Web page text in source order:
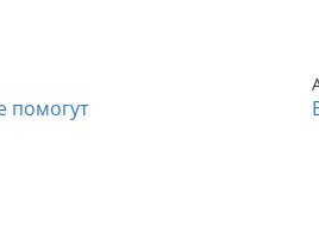
помогут